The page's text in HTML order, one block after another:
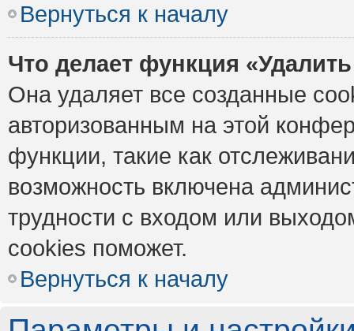
Вернуться к началу
Что делает функция
Она удаляет все созданные
авторизованным на этой
функции, такие как
возможность включена
трудности с входом или
cookies поможет.
Вернуться к началу